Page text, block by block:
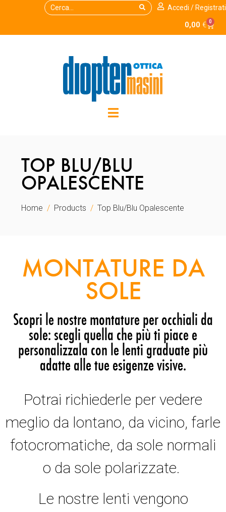
Accedi / Registrati
0,00 € 0
TOP BLU/BLU
OPALESCENTE
Home Products Top Blu/Blu Opalescente
MONTATURE DA
SOLE
Scopri le nostre montature per occhiali da
sole: scegli quella che più ti piace e
personalizzala con le lenti graduate più
adatte alle tue esigenze visive.
Potrai richiederle per vedere
meglio da lontano, da vicino, farle
fotocromatiche, da sole normali
o da sole polarizzate.
Le nostre lenti vengono